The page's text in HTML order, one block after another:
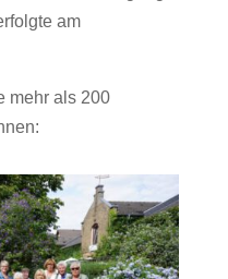
am
mehr als 200